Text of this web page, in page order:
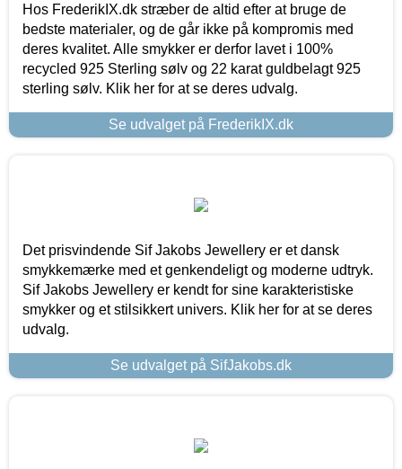
Hos FrederikIX.dk stræber de altid efter at bruge de
bedste materialer, og de går ikke på kompromis med
deres kvalitet. Alle smykker er derfor lavet i 100%
recycled 925 Sterling sølv og 22 karat guldbelagt 925
sterling sølv. Klik her for at se deres udvalg.
Se udvalget på FrederikIX.dk
Det prisvindende Sif Jakobs Jewellery er et dansk
smykkemærke med et genkendeligt og moderne udtryk.
Sif Jakobs Jewellery er kendt for sine karakteristiske
smykker og et stilsikkert univers. Klik her for at se deres
udvalg.
Se udvalget på SifJakobs.dk